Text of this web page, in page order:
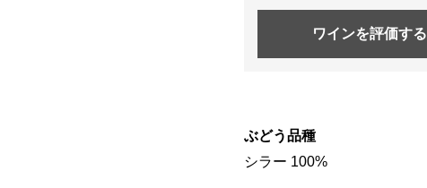
ワインを評価する
ぶどう品種
シラー 100%